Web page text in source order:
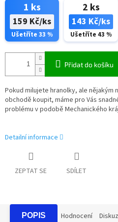
1 ks
159 Kč/ks
Ušetříte 33 %
2 ks
143 Kč/ks
Ušetříte 43 %
Přidat do košíku
Pokud milujete hranolky, ale
obchodě koupit, máme pro Vás
problému v podobě Mechanického
Detailní informace
ZEPTAT SE SDÍLET
POPIS Hodnocení